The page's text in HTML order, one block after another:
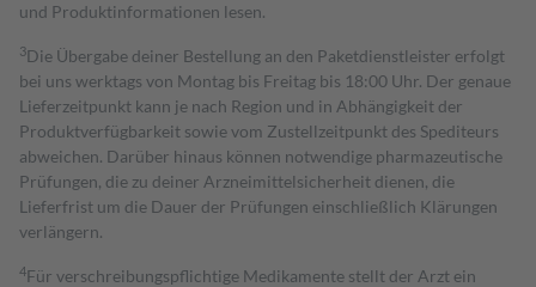
und Produktinformationen lesen.
3Die Übergabe deiner Bestellung an den Paketdienstleister erfolgt
bei uns werktags von Montag bis Freitag bis 18:00 Uhr. Der genaue
Lieferzeitpunkt kann je nach Region und in Abhängigkeit der
Produktverfügbarkeit sowie vom Zustellzeitpunkt des Spediteurs
abweichen. Darüber hinaus können notwendige pharmazeutische
Prüfungen, die zu deiner Arzneimittelsicherheit dienen, die
Lieferfrist um die Dauer der Prüfungen einschließlich Klärungen
verlängern.
4Für verschreibungspflichtige Medikamente stellt der Arzt ein